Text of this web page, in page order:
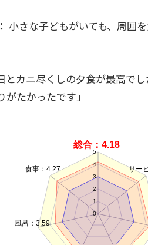
小さな子どもがいても、周囲
とカニ尽くしの夕食が最高で
たかったです」
0
1
2
3
4
5
総合：4.18
サー
風呂
食事：4.27